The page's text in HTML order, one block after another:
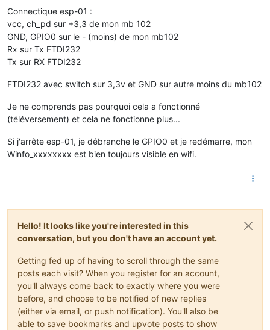
Connectique esp-01 :
vcc, ch_pd sur +3,3 de mon mb 102
GND, GPIO0 sur le - (moins) de mon mb102
Rx sur Tx FTDI232
Tx sur RX FTDI232
FTDI232 avec switch sur 3,3v et GND sur autre moins du mb102
Je ne comprends pas pourquoi cela a fonctionné
(téléversement) et cela ne fonctionne plus...
Si j'arrête esp-01, je débranche le GPIO0 et je redémarre, mon
Winfo_xxxxxxxx est bien toujours visible en wifi.
Hello! It looks like you're interested in this
conversation, but you don't have an account yet.
Getting fed up of having to scroll through the same
posts each visit? When you register for an account,
you'll always come back to exactly where you were
before, and choose to be notified of new replies
(either via email, or push notification). You'll also be
able to save bookmarks and upvote posts to show